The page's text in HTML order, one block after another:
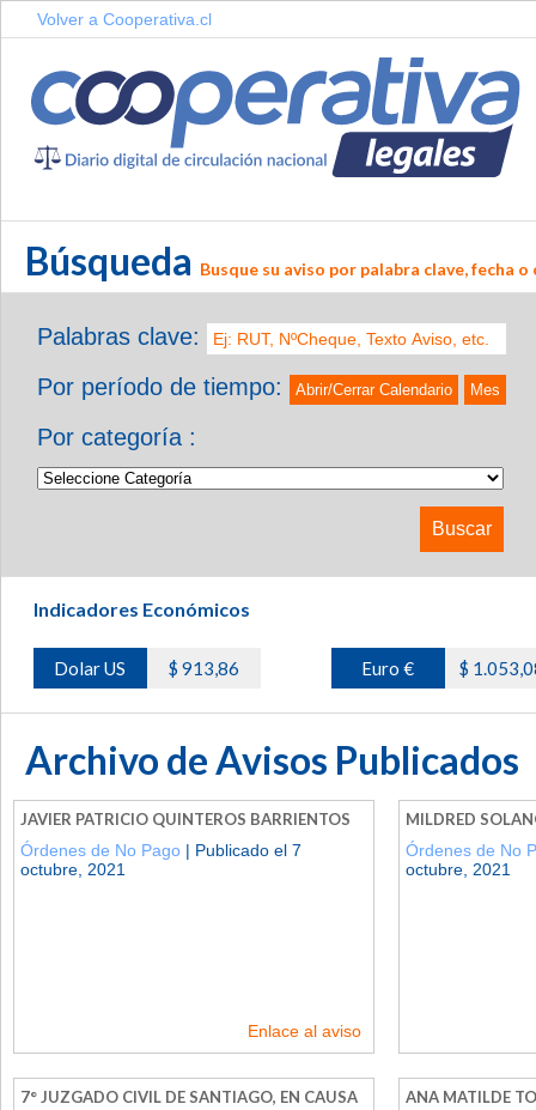
Volver a Cooperativa.cl
Búsqueda Busque su aviso por palabra clave, fecha
Palabras clave:
Por período de tiempo:
Abrir/Cerrar Calendario Mes
Por categoría :
Indicadores Económicos
Dolar US $ 913,86 Euro € $
Archivo de Avisos Publicados
JAVIER PATRICIO QUINTEROS BARRIENTOS
Órdenes de No Pago | Publicado el 7
octubre, 2021
Enlace al aviso
MILDRED
Órdenes de No
octubre, 2021
7° JUZGADO CIVIL DE SANTIAGO, EN CAUSA
ANA MATILDE